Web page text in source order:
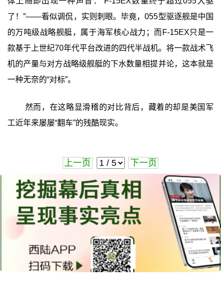
了！”——看似调侃，实则刺眼。毕竟，055型驱逐舰是中国
的万吨级战略舰艇，属于海军核心战力；而F-15EX只是一
款基于上世纪70年代平台改进的四代半战机。将一款战术飞
机的产量与对方战略级舰艇的下水数量相提并论，这本就是
一种无奈的“对标”。
然而，在这略显滑稽的对比背后，藏着的却是美国军
工近年来屡屡“翻车”的残酷现实。
上一页 下一页